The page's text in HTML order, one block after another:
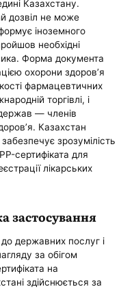
Казахстану.
дозвіл не може
іноземного
необхідні
Форма документа
охорони здоров’я
фармацевтичних
торгівлі, і
держав — членів
Казахстан
зрозумілість
сертифіката для
лікарських
застосування
державних послуг і
за обігом
на
здійснюється за